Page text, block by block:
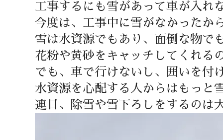
工事するにも雪があって車が入
今度は、工事中に雪がなかった
雪は水資源でもあり、面倒な物
花粉や黄砂をキャッチしてくれ
でも、車で行けないし、囲いを付
水資源を心配する人からはもっ
連日、除雪や雪下ろしをするのは